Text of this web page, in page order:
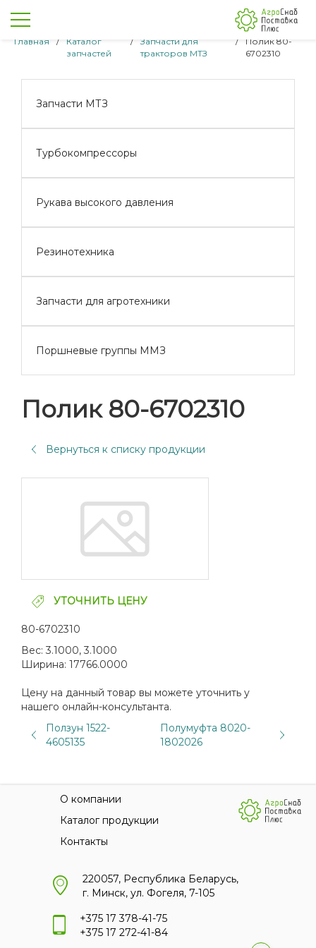
Главная /
Каталог
запчастей
/
Запчасти для
тракторов МТЗ
/
Полик 80-
6702310
Запчасти МТЗ
Турбокомпрессоры
Рукава высокого давления
Резинотехника
Запчасти для агротехники
Поршневые группы ММЗ
Полик 80-6702310
Вернуться к списку продукции
УТОЧНИТЬ ЦЕНУ
80-6702310
Вес: 3.1000, 3.1000
Ширина: 17766.0000
Цену на данный товар вы можете уточнить у
нашего онлайн-консультанта.
Ползун 1522-
4605135
Полумуфта 8020-
1802026
О компании
Каталог продукции
Контакты
220057, Республика Беларусь,
г. Минск, ул. Фогеля, 7-105
+375 17 378-41-75
+375 17 272-41-84